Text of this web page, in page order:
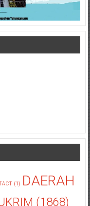
(1) DAERAH
(1868)